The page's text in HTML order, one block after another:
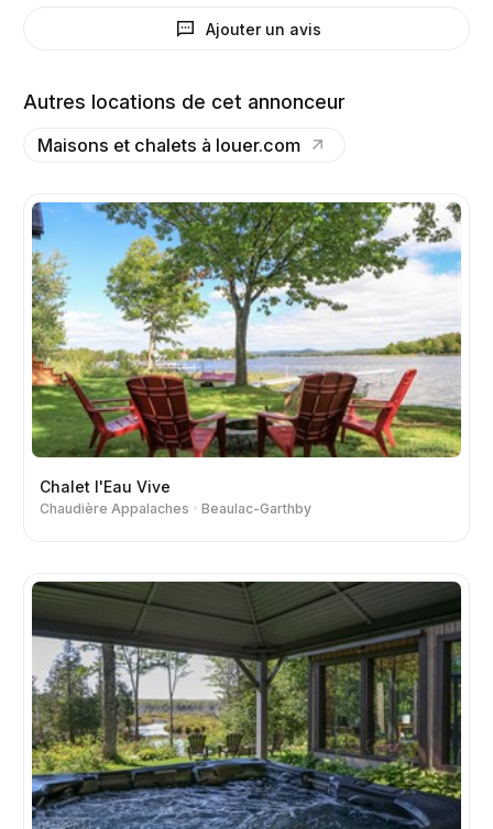
Ajouter un avis
Autres locations de cet annonceur
Maisons et chalets à louer.com
Chalet l'Eau Vive
Chaudière Appalaches Beaulac-Garthby